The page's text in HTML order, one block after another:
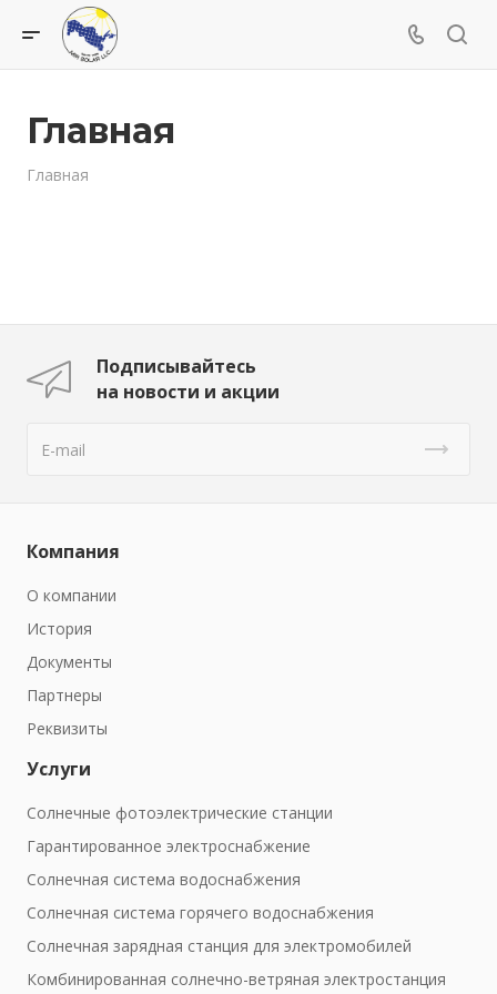
Главная
Главная
Подписывайтесь
на новости и акции
Компания
О компании
История
Документы
Партнеры
Реквизиты
Услуги
Солнечные фотоэлектрические станции
Гарантированное электроснабжение
Солнечная система водоснабжения
Солнечная система горячего водоснабжения
Солнечная зарядная станция для электромобилей
Комбинированная солнечно-ветряная электростанция